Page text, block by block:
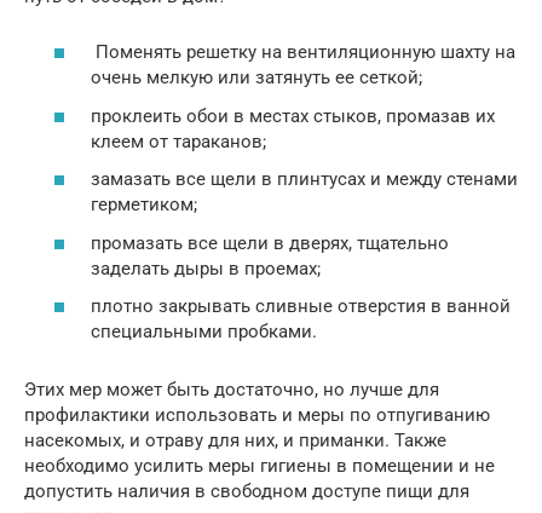
Поменять решетку на вентиляционную шахту на
очень мелкую или затянуть ее сеткой;
проклеить обои в местах стыков, промазав их
клеем от тараканов;
замазать все щели в плинтусах и между стенами
герметиком;
промазать все щели в дверях, тщательно
заделать дыры в проемах;
плотно закрывать сливные отверстия в ванной
специальными пробками.
Этих мер может быть достаточно, но лучше для
профилактики использовать и меры по отпугиванию
насекомых, и отраву для них, и приманки. Также
необходимо усилить меры гигиены в помещении и не
допустить наличия в свободном доступе пищи для